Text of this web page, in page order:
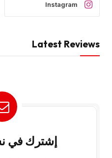
Instagram
Latest Reviews
إشترك في